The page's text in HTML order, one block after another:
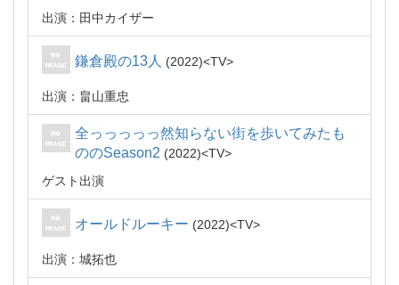
出演：田中カイザー
鎌倉殿の13人 2022 TV
出演：畠山重忠
全っっっっっ然知らない街を歩いてみたも
ののSeason2
2022
TV
ゲスト出演
オールドルーキー 2022 TV
出演：城拓也